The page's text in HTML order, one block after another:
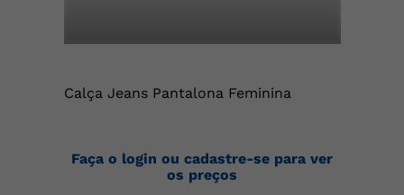
Calça Jeans Pantalona Feminina
Faça o login ou cadastre-se para ver
os preços